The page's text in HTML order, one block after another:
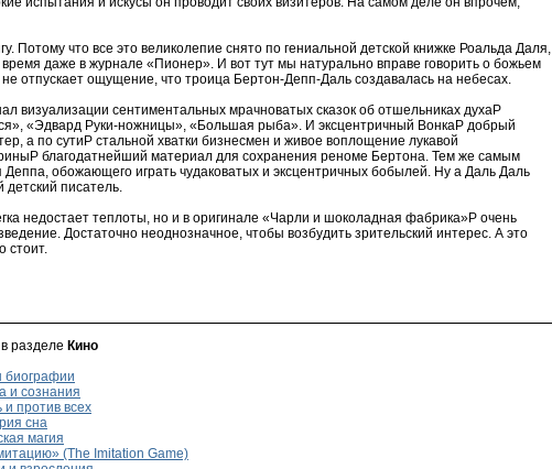
Потому что все это великолепие снято по гениальной детской книжке Роальда Даля,
даже в журнале «Пионер». И вот тут мы натурально вправе говорить о божьем
отпускает ощущение, что троица Бертон-Депп-Даль создавалась на небесах.
визуализации сентиментальных мрачноватых сказок об отшельниках духаP
«Эдвард Руки-ножницы», «Большая рыба». И эксцентричный ВонкаP добрый
а по сутиP стальной хватки бизнесмен и живое воплощение лукавой
благодатнейший материал для сохранения реноме Бертона. Тем же самым
Деппа, обожающего играть чудаковатых и эксцентричных бобылей. Ну а Даль Даль
детский писатель.
недостает теплоты, но и в оригинале «Чарли и шоколадная фабрика»P очень
Достаточно неоднозначное, чтобы возбудить зрительский интерес. А это
стоит.
разделе Кино
и сознания
против всех
сна
магия
(The Imitation Game)